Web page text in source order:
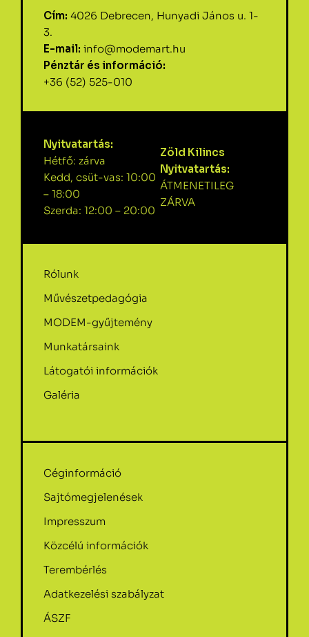
Cím: 4026 Debrecen, Hunyadi János u. 1-
3.
E-mail: info@modemart.hu
Pénztár és információ:
+36 (52) 525-010
Nyitvatartás:
Hétfő: zárva
Kedd, csüt-vas: 10:00
– 18:00
Szerda: 12:00 – 20:00
Zöld Kilincs
Nyitvatartás:
ÁTMENETILEG
ZÁRVA
Rólunk
Művészetpedagógia
MODEM-gyűjtemény
Munkatársaink
Látogatói információk
Galéria
Céginformáció
Sajtómegjelenések
Impresszum
Közcélú információk
Terembérlés
Adatkezelési szabályzat
ÁSZF